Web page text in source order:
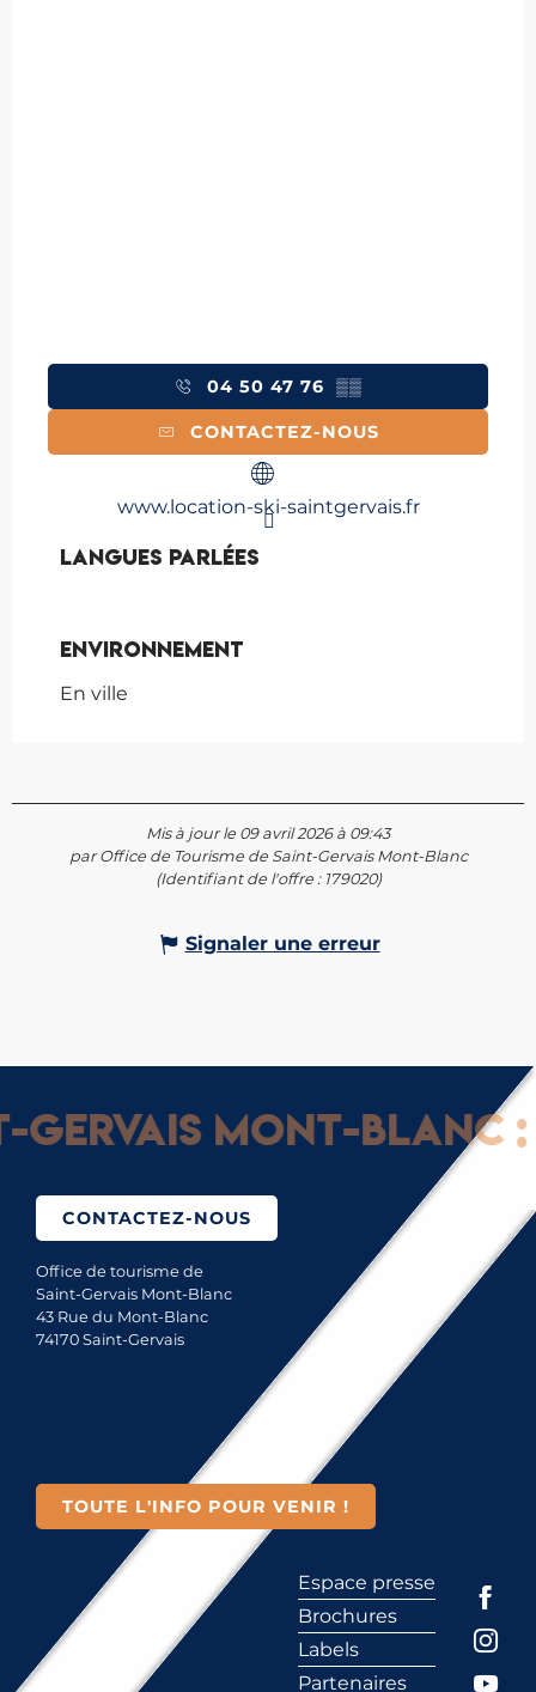
04 50 47 76 ▒▒
CONTACTEZ-NOUS
www.location-ski-saintgervais.fr
Langues parlées
Langues parlées
Environnement
Environnement
En ville
Mis à jour le 09 avril 2026 à 09:43
par Office de Tourisme de Saint-Gervais Mont-Blanc
(Identifiant de l'offre : 179020)
Signaler une erreur
Mont-Blanc :
CONTACTEZ-NOUS
Office de tourisme de
Saint-Gervais Mont-Blanc
43 Rue du Mont-Blanc
74170 Saint-Gervais
TOUTE L'INFO POUR VENIR !
Espace presse
Brochures
Labels
Partenaires